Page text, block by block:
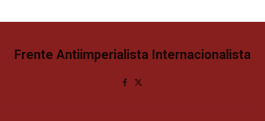
Frente Antiimperialista Internacionalista